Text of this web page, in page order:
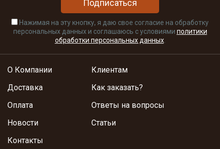
Подписаться
Нажимая на эту кнопку, я даю свое согласие на обработку
персональных данных и соглашаюсь с условиями политики
обработки персональных данных.
О Компании
Доставка
Оплата
Новости
Клиентам
Как заказать?
Ответы на вопросы
Статьи
Контакты